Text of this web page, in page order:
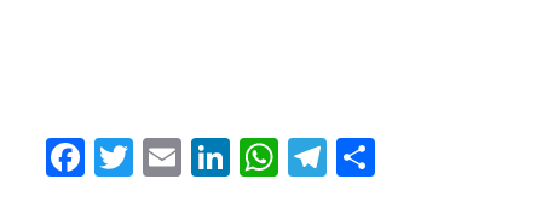
F
T
E
Li W T